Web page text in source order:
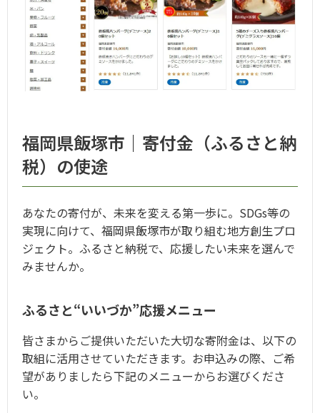
福岡県飯塚市｜寄付金（ふるさと納
税）の使途
あなたの寄付が、未来を変える第一歩に。SDGs等の
実現に向けて、福岡県飯塚市が取り組む地方創生プロ
ジェクト。ふるさと納税で、応援したい未来を選んで
みませんか。
ふるさと“いいづか”応援メニュー
皆さまからご提供いただいた大切な寄附金は、以下の
取組に活用させていただきます。お申込みの際、ご希
望がありましたら下記のメニューからお選びくださ
い。